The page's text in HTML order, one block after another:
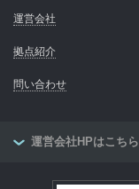
運営会社
拠点紹介
問い合わせ
運営会社HPはこちら